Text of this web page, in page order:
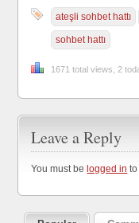
ateşli sohbet hattı
sohbet hattı
1671 total views, 2
Leave a Reply
You must be logged in